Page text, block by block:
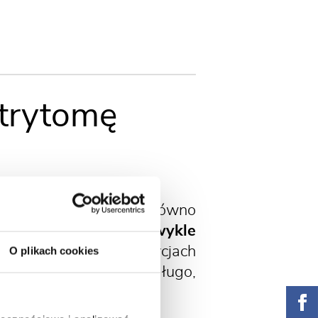
O plikach cookies
często sadzona zarówno
kwiatostanami, zwykle
W kompozycjach
i zielonym. Kwitnie długo,